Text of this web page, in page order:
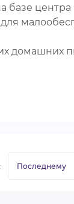
базе
домашних